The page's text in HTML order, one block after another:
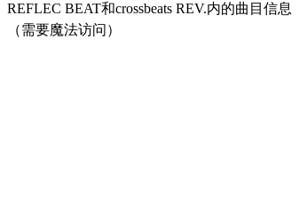
REFLEC BEAT和crossbeats REV.内的曲目信息
（需要魔法访问）